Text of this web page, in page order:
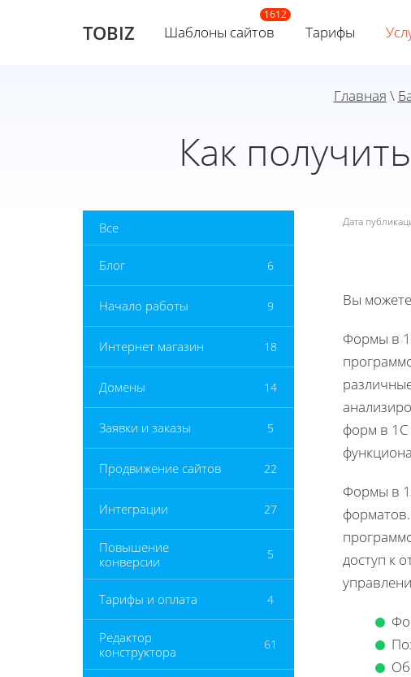
TOBIZ Шаблоны сайтов Тарифы
Главная \
Как
Все
Блог 6
Начало работы 9
Интернет магазин 18
Домены 14
Заявки и заказы 5
Продвижение сайтов 22
Интеграции 27
Повышение
конверсии
5
Тарифы и оплата 4
Редактор
конструктора
61
Дата
Вы можете
Формы в
форм в 1С
Формы в
доступ к